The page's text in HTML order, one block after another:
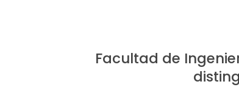
Facultad de